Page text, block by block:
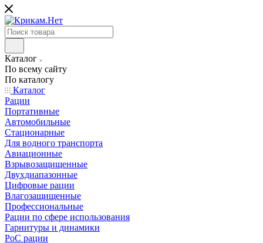
Каталог
По всему сайту
По каталогу
Каталог
Рации
Портативные
Автомобильные
Стационарные
Для водного транспорта
Авиационные
Взрывозащищенные
Двухдиапазонные
Цифровые рации
Влагозащищенные
Профессиональные
Рации по сфере использования
Гарнитуры и динамики
PoC рации